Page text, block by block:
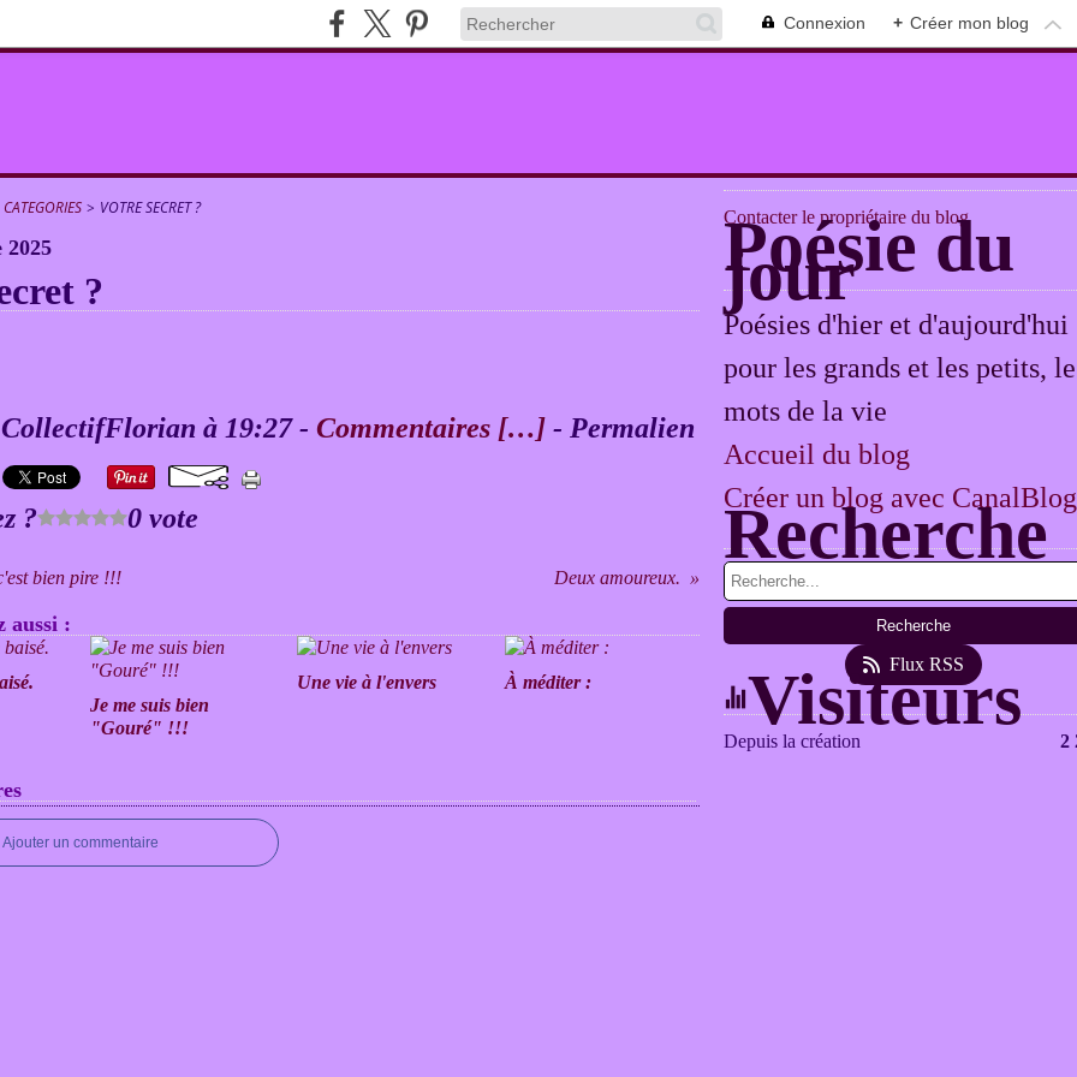
Connexion + Créer mon blog
CATEGORIES > VOTRE SECRET ?
2025
?
CollectifFlorian à 19:27 - Commentaires […] - Permalien
? 0 vote
bien pire !!! Deux amoureux.
aussi :
Je me suis bien
"Gouré" !!!
Une vie à l'envers À méditer :
Ajouter un commentaire
Contacter le propriétaire du blog
Poésie du
jour
Poésies d'hier et d'aujourd'hui
pour les grands et les petits,
mots de la vie
Accueil du blog
Créer un blog avec CanalBlog
Recherche
Flux RSS
Visiteurs
Depuis la création 2